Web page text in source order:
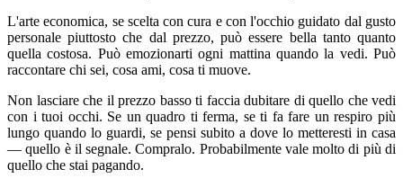
L'arte economica, se scelta con cura e con l'occhio guidato dal gusto
personale piuttosto che dal prezzo, può essere bella tanto quanto
quella costosa. Può emozionarti ogni mattina quando la vedi. Può
raccontare chi sei, cosa ami, cosa ti muove.
Non lasciare che il prezzo basso ti faccia dubitare di quello che vedi
con i tuoi occhi. Se un quadro ti ferma, se ti fa fare un respiro più
lungo quando lo guardi, se pensi subito a dove lo metteresti in casa
— quello è il segnale. Compralo. Probabilmente vale molto di più di
quello che stai pagando.